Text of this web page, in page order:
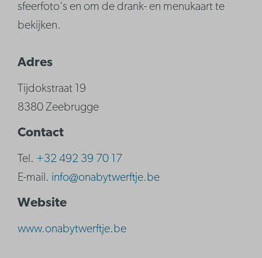
sfeerfoto's en om de drank- en menukaart te
bekijken.
Adres
Tijdokstraat 19
8380 Zeebrugge
Contact
Tel. +32 492 39 70 17
E-mail. info@onabytwerftje.be
Website
www.onabytwerftje.be